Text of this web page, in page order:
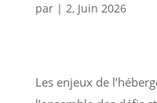
par | 2, Juin 2026
Les enjeux de